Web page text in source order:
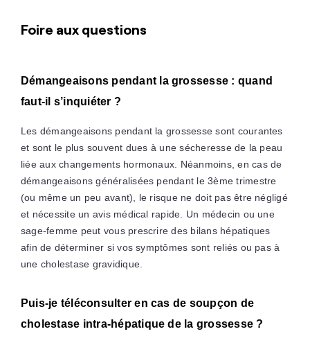
Foire aux questions
Démangeaisons pendant la grossesse : quand
faut-il s’inquiéter ?
Les démangeaisons pendant la grossesse sont courantes
et sont le plus souvent dues à une sécheresse de la peau
liée aux changements hormonaux. Néanmoins, en cas de
démangeaisons généralisées pendant le 3ème trimestre
(ou même un peu avant), le risque ne doit pas être négligé
et nécessite un avis médical rapide. Un médecin ou une
sage-femme peut vous prescrire des bilans hépatiques
afin de déterminer si vos symptômes sont reliés ou pas à
une cholestase gravidique.
Puis-je téléconsulter en cas de soupçon de
cholestase intra-hépatique de la grossesse ?